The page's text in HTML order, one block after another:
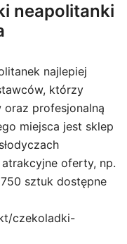
neapolitanki
najlepiej
którzy
profesjonalną
miejsca jest sklep
oferty, np.
sztuk dostępne
czekoladki-